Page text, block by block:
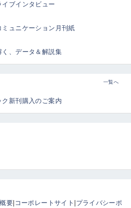
ブインタビュー
ュニケーション月刊紙
、データ＆解説集
一覧へ
新刊購入のご案内
要 コーポレートサイト プライバシーポ